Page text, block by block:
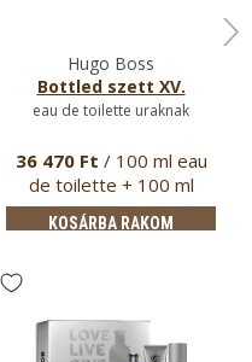
Hugo Boss
Bottled szett XV.
eau de toilette uraknak
36 470 Ft / 100 ml eau
de toilette + 100 ml
tusfür…
KOSÁRBA RAKOM